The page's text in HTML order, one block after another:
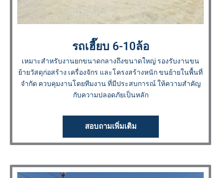
รถเฮี๊ยบ 6-10ล้อ
เหมาะสำหรับงานยกขนาดกลางถึงขนาดใหญ่ รองรับงานขน
ย้ายวัสดุก่อสร้าง เครื่องจักร และโครงสร้างหนัก ขนย้ายในพื้นที่
จำกัด ควบคุมงานโดยทีมงาน ที่มีประสบการณ์ ให้ความสำคัญ
กับความปลอดภัยเป็นหลัก
สอบถามเพิ่มเติม